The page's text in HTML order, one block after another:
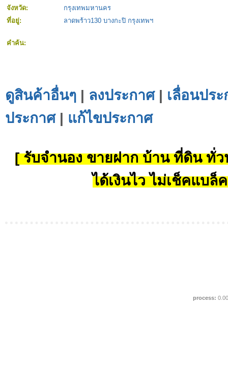
จังหวัด:
กรุงเทพมหานคร
ที่อยู่:
ลาดพร้าว130 บางกะปิ กรุงเทพฯ
คำค้น:
ดูสินค้าอื่นๆ | ลงประกาศ| เลื่อนปร
ประกาศ| แก้ไขประกาศ
[ รับจำนอง ขายฝาก บ้าน ที่ดิน ทั่ว
ได้เงินไว ไม่เช็คแบล็
process: